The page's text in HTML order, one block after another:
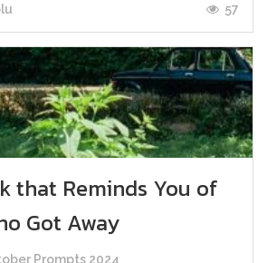
57
that Reminds You of
Got Away
Prompts 2024